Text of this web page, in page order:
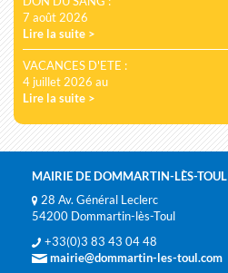
7 août 2026
Lire la suite >
VACANCES D'ETE :
4 juillet 2026 au
Lire la suite >
MAIRIE DE DOMMARTIN-LÈS-TOUL
28 Av. Général Leclerc
54200 Dommartin-lès-Toul
+33(0)3 83 43 04 48
mairie@dommartin-les-toul.com